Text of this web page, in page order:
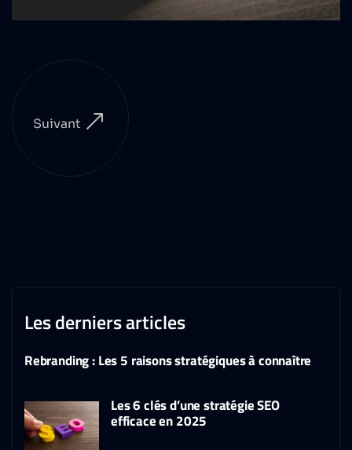
Suivant
Les derniers articles
Rebranding : Les 5 raisons stratégiques à connaître
Les 6 clés d’une stratégie SEO
efficace en 2025